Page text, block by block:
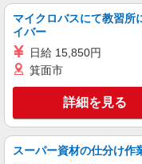
通費全
太
パート 派遣社員
日研トータルソーシング
ス
介護ス
マイクロバスにて教習所
イバー
日給 15,850円
箕面市
詳細を見る
スーパー資材の仕分け作